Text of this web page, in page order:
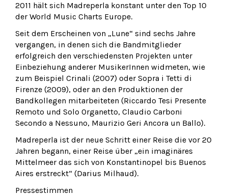
2011 hält sich Madreperla konstant unter den Top 10
der World Music Charts Europe.
Seit dem Erscheinen von „Lune“ sind sechs Jahre
vergangen, in denen sich die Bandmitglieder
erfolgreich den verschiedensten Projekten unter
Einbeziehung anderer MusikerInnen widmeten, wie
zum Beispiel Crinali (2007) oder Sopra i Tetti di
Firenze (2009), oder an den Produktionen der
Bandkollegen mitarbeiteten (Riccardo Tesi Presente
Remoto und Solo Organetto, Claudio Carboni
Secondo a Nessuno, Maurizio Geri Ancora un Ballo).
Madreperla ist der neue Schritt einer Reise die vor 20
Jahren begann, einer Reise über „ein imaginäres
Mittelmeer das sich von Konstantinopel bis Buenos
Aires erstreckt“ (Darius Milhaud).
Pressestimmen